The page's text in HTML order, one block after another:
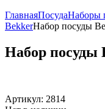
ГлавнаяПосудаНаборы
BekkerНабор посуды
Набор посуды
Артикул: 2814